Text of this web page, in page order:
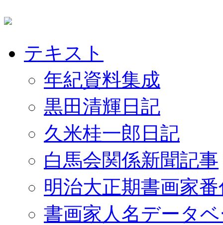
テキスト
年紀資料集成
黒田清輝日記
久米桂一郎日記
白馬会関係新聞記事
明治大正期書画家
書画家人名データ